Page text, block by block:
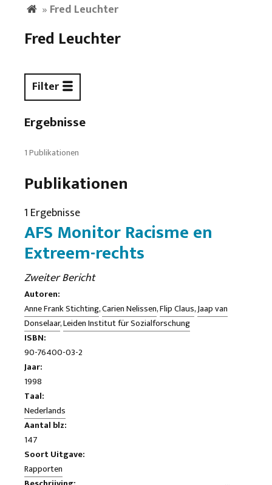
» Fred Leuchter
Fred Leuchter
Filter
Ergebnisse
1 Publikationen
Publikationen
1 Ergebnisse
AFS Monitor Racisme en
Extreem-rechts
Zweiter Bericht
Autoren:
Anne Frank Stichting,Carien Nelissen,Flip Claus,Jaap van
Donselaar,Leiden Institut für Sozialforschung
ISBN:
90-76400-03-2
Jaar:
1998
Taal:
Nederlands
Aantal blz:
147
Soort Uitgave:
Rapporten